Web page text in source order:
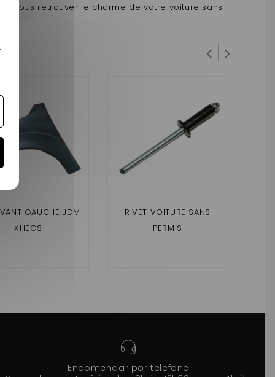
vous retrouver le charme de votre voiture sans
GAUCHE JDM
XHEOS
RIVET VOITURE SANS
PERMIS
Encomendar por telefone